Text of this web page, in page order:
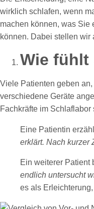
wirklich schlafen, wenn
machen können, was Sie
können. Dabei stellen wir
Wie fühlt
Viele Patienten geben
verschiedene Geräte
Fachkräfte im
Eine Patientin
erklärt. Nach kurzer
Ein weiterer Patient
endlich untersucht
es als